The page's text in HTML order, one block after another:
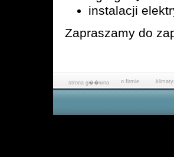
instalacji
Zapraszamy do
strona g��wna o firmie